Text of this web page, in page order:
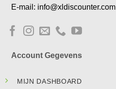
E-mail: info@xldiscounter.com
Account Gegevens
MIJN DASHBOARD